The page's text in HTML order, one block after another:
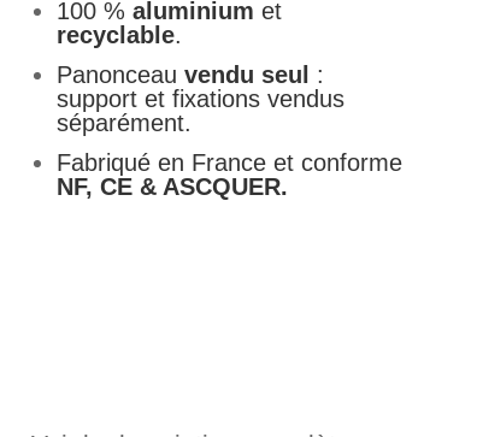
100 % aluminium et
recyclable.
Panonceau vendu seul
:
support et fixations vendus
séparément.
Fabriqué en France et conforme
NF, CE & ASCQUER.